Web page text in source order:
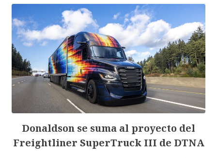
Donaldson se suma al proyecto del
Freightliner SuperTruck III de DTNA